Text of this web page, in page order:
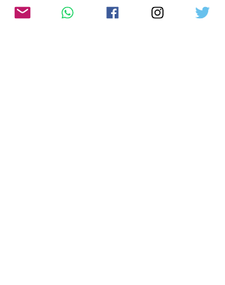
Legislatura de la Cudad Autónoma